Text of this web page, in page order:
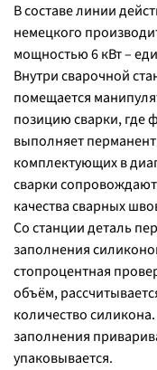
В составе линии
немецкого
мощностью 6 кВт –
Внутри сварочной
помещается
позицию сварки, где
выполняет
комплектующих в
сварки
качества сварных
Со станции деталь
заполнения
стопроцентная
объём,
количество
заполнения
упаковывается.